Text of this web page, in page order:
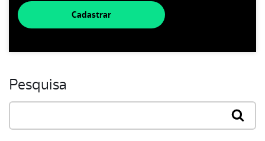
Cadastrar
Pesquisa